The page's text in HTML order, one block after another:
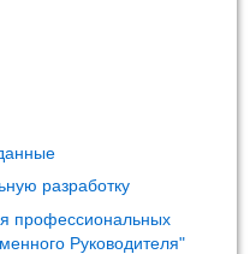
разработку
профессиональных
Руководителя"